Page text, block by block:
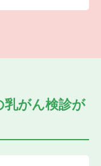
乳がん検診が